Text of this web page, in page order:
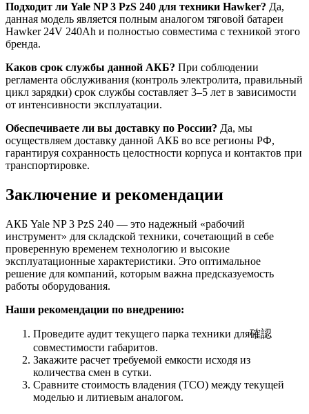
Подходит ли Yale NP 3 PzS 240 для техники Hawker? Да,
данная модель является полным аналогом тяговой батареи
Hawker 24V 240Ah и полностью совместима с техникой этого
бренда.
Каков срок службы данной АКБ? При соблюдении
регламента обслуживания (контроль электролита, правильный
цикл зарядки) срок службы составляет 3–5 лет в зависимости
от интенсивности эксплуатации.
Обеспечиваете ли вы доставку по России? Да, мы
осуществляем доставку данной АКБ во все регионы РФ,
гарантируя сохранность целостности корпуса и контактов при
транспортировке.
Заключение и рекомендации
АКБ Yale NP 3 PzS 240 — это надежный «рабочий
инструмент» для складской техники, сочетающий в себе
проверенную временем технологию и высокие
эксплуатационные характеристики. Это оптимальное
решение для компаний, которым важна предсказуемость
работы оборудования.
Наши рекомендации по внедрению:
Проведите аудит текущего парка техники для確認
совместимости габаритов.
Закажите расчет требуемой емкости исходя из
количества смен в сутки.
Сравните стоимость владения (TCO) между текущей
моделью и литиевым аналогом.